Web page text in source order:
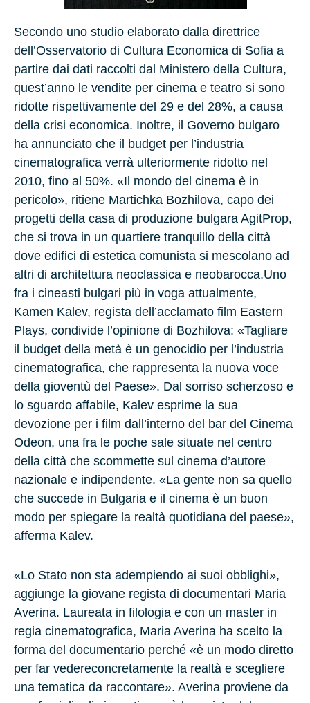
Secondo uno studio elaborato dalla direttrice
dell’Osservatorio di Cultura Economica di Sofia a
partire dai dati raccolti dal Ministero della Cultura,
quest’anno le vendite per cinema e teatro si sono
ridotte rispettivamente del 29 e del 28%, a causa
della crisi economica. Inoltre, il Governo bulgaro
ha annunciato che il budget per l’industria
cinematografica verrà ulteriormente ridotto nel
2010, fino al 50%. «Il mondo del cinema è in
pericolo», ritiene Martichka Bozhilova, capo dei
progetti della casa di produzione bulgara AgitProp,
che si trova in un quartiere tranquillo della città
dove edifici di estetica comunista si mescolano ad
altri di architettura neoclassica e neobarocca.Uno
fra i cineasti bulgari più in voga attualmente,
Kamen Kalev, regista dell’acclamato film Eastern
Plays, condivide l’opinione di Bozhilova: «Tagliare
il budget della metà è un genocidio per l’industria
cinematografica, che rappresenta la nuova voce
della gioventù del Paese». Dal sorriso scherzoso e
lo sguardo affabile, Kalev esprime la sua
devozione per i film dall’interno del bar del Cinema
Odeon, una fra le poche sale situate nel centro
della città che scommette sul cinema d’autore
nazionale e indipendente. «La gente non sa quello
che succede in Bulgaria e il cinema è un buon
modo per spiegare la realtà quotidiana del paese»,
afferma Kalev.
«Lo Stato non sta adempiendo ai suoi obblighi»,
aggiunge la giovane regista di documentari Maria
Averina. Laureata in filologia e con un master in
regia cinematografica, Maria Averina ha scelto la
forma del documentario perché «è un modo diretto
per far vedereconcretamente la realtà e scegliere
una tematica da raccontare». Averina proviene da